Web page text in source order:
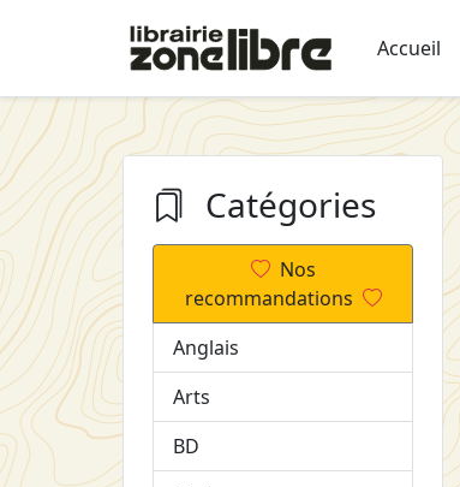
Accueil
Catégories
Nos
recommandations
Anglais
Arts
BD